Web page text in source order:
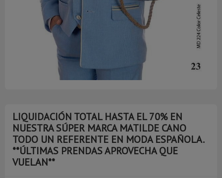
LIQUIDACIÓN TOTAL HASTA EL 70% EN
NUESTRA SÚPER MARCA MATILDE CANO
TODO UN REFERENTE EN MODA ESPAÑOLA.
**ÚLTIMAS PRENDAS APROVECHA QUE
VUELAN**